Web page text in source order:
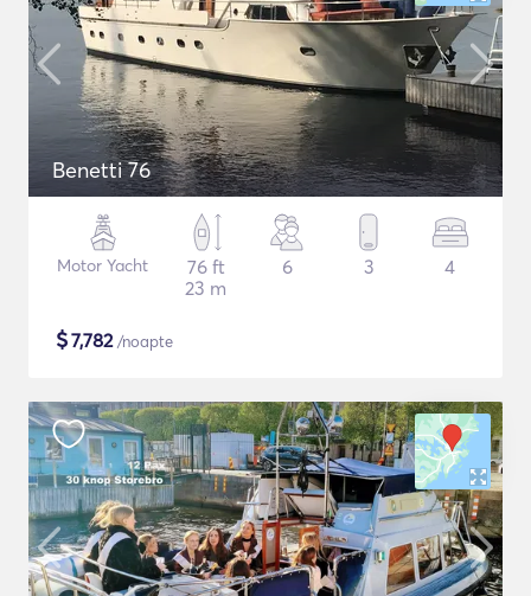
Benetti 76
Motor Yacht
76 ft
23 m
6 3 4
$7,782/noapte